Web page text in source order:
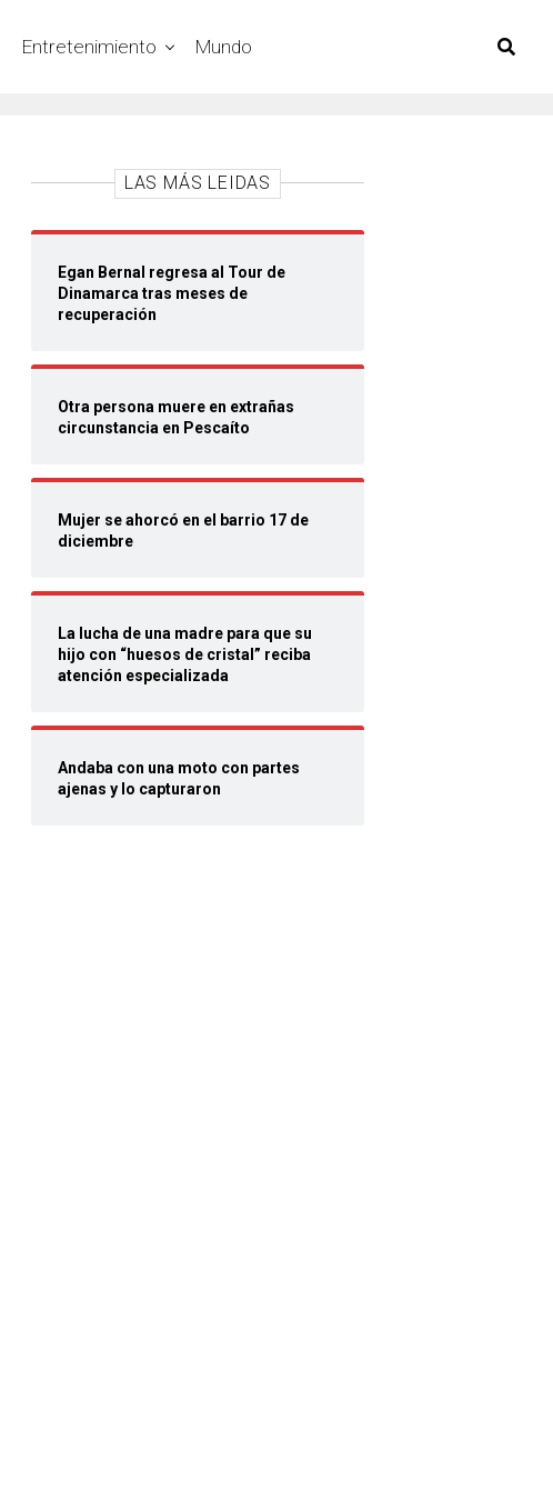
Entretenimiento Mundo
LAS MÁS LEIDAS
Egan Bernal regresa al Tour de
Dinamarca tras meses de
recuperación
Otra persona muere en extrañas
circunstancia en Pescaíto
Mujer se ahorcó en el barrio 17 de
diciembre
La lucha de una madre para que su
hijo con “huesos de cristal” reciba
atención especializada
Andaba con una moto con partes
ajenas y lo capturaron